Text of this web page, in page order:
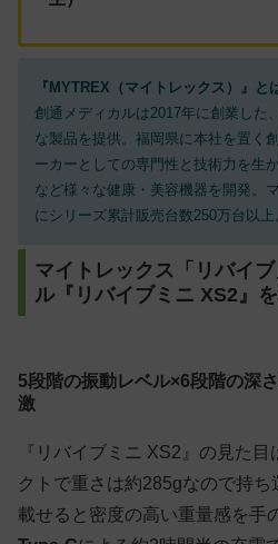
『MYTREX（マイトレックス）』と
創通メディカルは2017年に創業した
な製品を提供。福岡県に本社を置く
ーカーとしての専⾨性と技術⼒を⽣
など様々な健康・美容機器 を開発。
にシリーズ累計販売台数250万台以上
マイトレックス「リバイ
ル『リバイブミニ XS2』を
5段階の振動レベル×6段階の深
激
『リバイブミニ XS2』の見た
クトで重さは約285gなので持
載せると密度の高い重量感を手